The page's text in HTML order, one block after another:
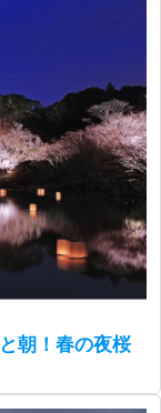
朝！春の夜桜